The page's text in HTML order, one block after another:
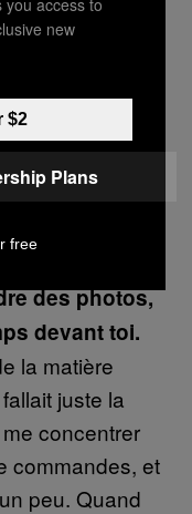
ça fait un
coup, tu es
Ça
quand ça
à ne plus
des photos,
devant toi.
la matière
juste la
concentrer
commandes, et
peu. Quand
new
$2
Plans
free